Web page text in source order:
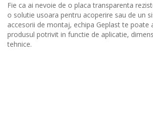
Fie ca ai nevoie de o placa transparenta
o solutie usoara pentru acoperire sau de un
accesorii de montaj, echipa Geplast te poate
produsul potrivit in functie de aplicatie,
tehnice.